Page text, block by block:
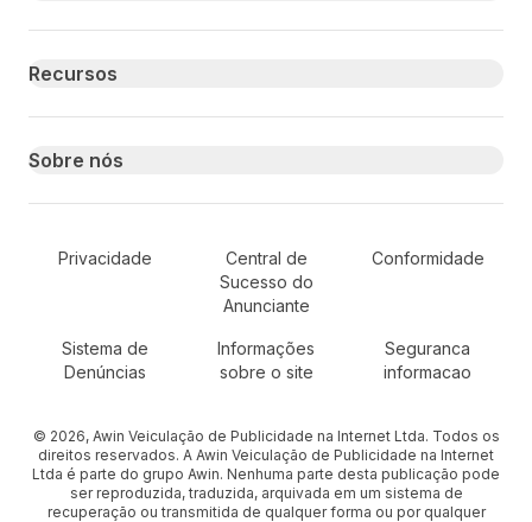
Recursos
Sobre nós
Secondary Footer Navigation
Privacidade
Central de
Sucesso do
Anunciante
Conformidade
Sistema de
Denúncias
Informações
sobre o site
Seguranca
informacao
© 2026, Awin Veiculação de Publicidade na Internet Ltda. Todos os
direitos reservados. A Awin Veiculação de Publicidade na Internet
Ltda é parte do grupo Awin. Nenhuma parte desta publicação pode
ser reproduzida, traduzida, arquivada em um sistema de
recuperação ou transmitida de qualquer forma ou por qualquer